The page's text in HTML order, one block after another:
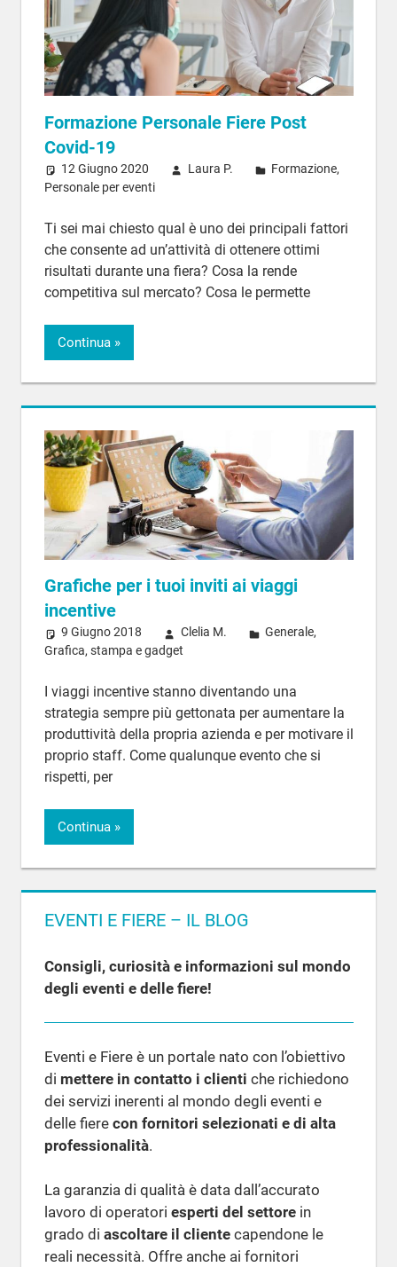
Formazione Personale Fiere Post
Covid-19
12 Giugno 2020 Laura P. Formazione,
Personale per eventi
Ti sei mai chiesto qual è uno dei principali fattori
che consente ad un’attività di ottenere ottimi
risultati durante una fiera? Cosa la rende
competitiva sul mercato? Cosa le permette
Continua
Grafiche per i tuoi inviti ai viaggi
incentive
9 Giugno 2018 Clelia M. Generale,
Grafica, stampa e gadget
I viaggi incentive stanno diventando una
strategia sempre più gettonata per aumentare la
produttività della propria azienda e per motivare il
proprio staff. Come qualunque evento che si
rispetti, per
Continua
EVENTI E FIERE – IL BLOG
Consigli, curiosità e informazioni sul mondo
degli eventi e delle fiere!
Eventi e Fiere è un portale nato con l’obiettivo
di mettere in contatto i clienti che richiedono
dei servizi inerenti al mondo degli eventi e
delle fierecon fornitori selezionati e di alta
professionalità.
La garanzia di qualità è data dall’accurato
lavoro di operatori esperti del settorein
grado di ascoltare il clientecapendone le
reali necessità. Offre anche ai fornitori